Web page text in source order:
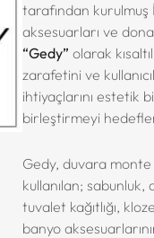
tarafından
aksesuarları ve
“Gedy” olarak
zarafetini ve
ihtiyaçlarını estetik
birleştirmeyi
Gedy, duvara
kullanılan; sabunluk,
tuvalet kağıtlığı,
banyo